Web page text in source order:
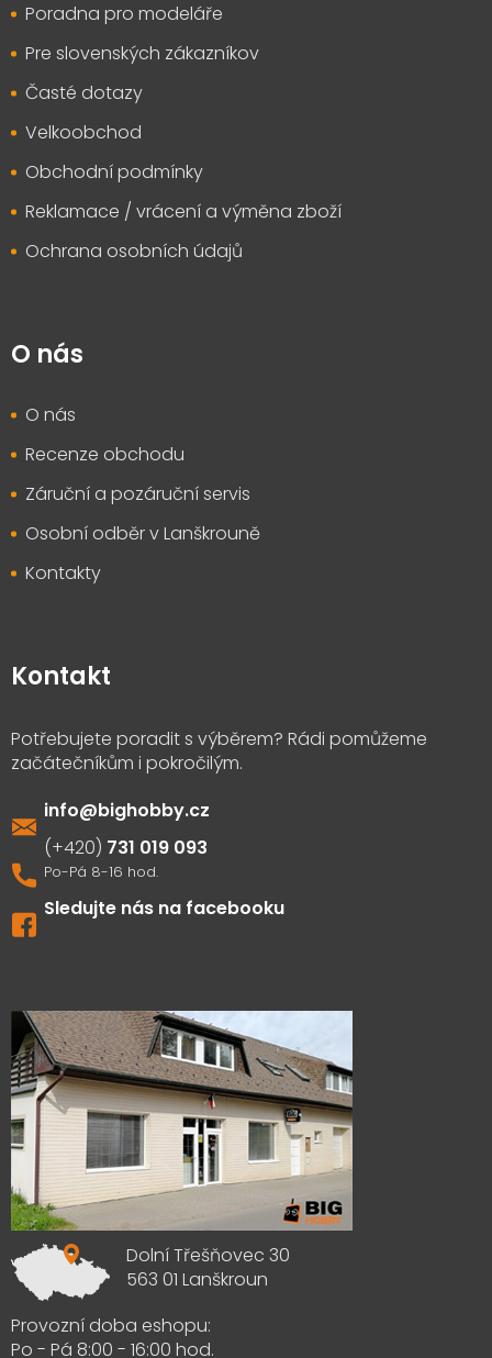
Poradna pro modeláře
Pre slovenských zákazníkov
Časté dotazy
Velkoobchod
Obchodní podmínky
Reklamace / vrácení a výměna zboží
Ochrana osobních údajů
O nás
O nás
Recenze obchodu
Záruční a pozáruční servis
Osobní odběr v Lanškrouně
Kontakty
Kontakt
info@bighobby.cz
731 019 093
Sledujte nás na facebooku
Dolní Třešňovec 30
563 01 Lanškroun
Provozní doba eshopu:
Po - Pá 8:00 - 16:00 hod.